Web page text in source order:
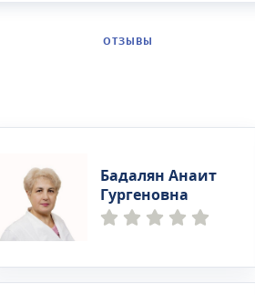
ОТЗЫВЫ
Бадалян Анаит
Гургеновна